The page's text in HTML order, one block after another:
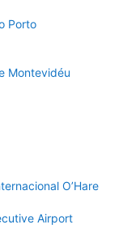
Porto
Montevidéu
O’Hare
Airport